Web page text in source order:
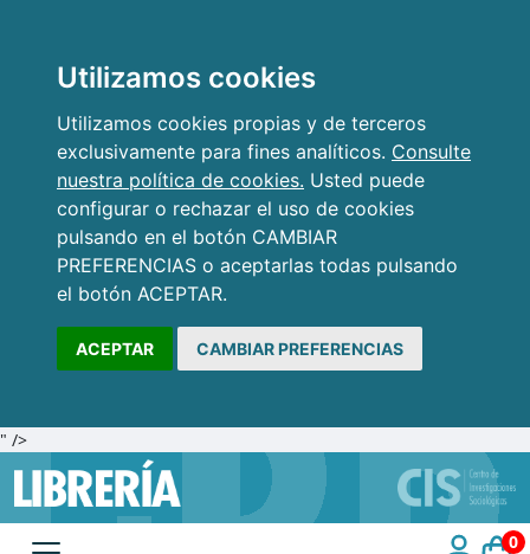
Utilizamos cookies
Utilizamos cookies propias y de terceros
exclusivamente para fines analíticos. Consulte
nuestra política de cookies. Usted puede
configurar o rechazar el uso de cookies
pulsando en el botón CAMBIAR
PREFERENCIAS o aceptarlas todas pulsando
el botón ACEPTAR.
ACEPTAR CAMBIAR PREFERENCIAS
" />
0